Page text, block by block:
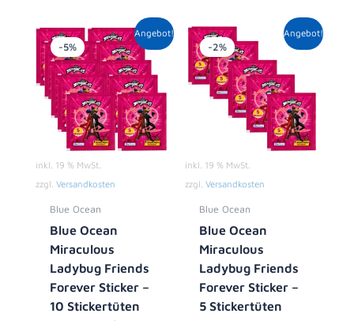
Angebot!
-5%
inkl. 19 % MwSt.
zzgl. Versandkosten
Blue Ocean
Blue Ocean
Miraculous
Ladybug Friends
Forever Sticker –
10 Stickertüten
Ursprünglicher
Preis
war:
10,00 €
Aktueller
Preis
ist:
9,49 €.
Angebot!
-2%
inkl. 19 % MwSt.
zzgl. Versandkosten
Blue Ocean
Blue Ocean
Miraculous
Ladybug Friends
Forever Sticker –
5 Stickertüten
Ursprünglicher
Preis
war:
5,00 €
Aktueller
Preis
4,89 €.